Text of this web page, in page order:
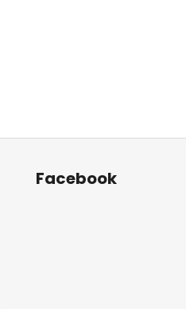
Facebook